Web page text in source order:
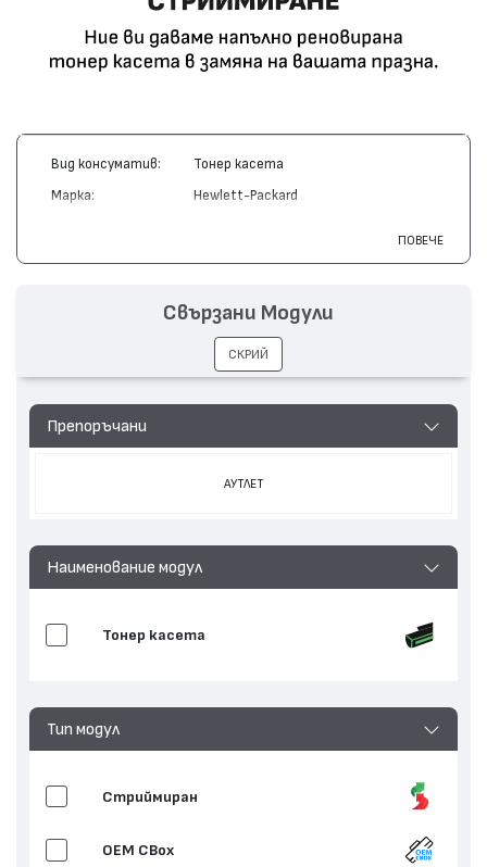
Вид консуматив: Тонер касета
Марка: Hewlett-Packard
LaserJet P2015, LaserJet P2014,
LaserJet M2727 MFP
ПОВЕЧЕ
Препоръчани
АУТЛЕТ
Наименование модул
Тонер касета
Тип модул
Стриймиран
OEM CBox
Свързани Модули
СКРИЙ